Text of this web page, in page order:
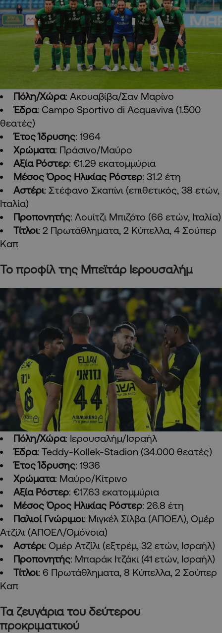
Πόλη/Χώρα: Ακουαβίβα/Σαν Μαρίνο
Έδρα: Campo Sportivo di Acquaviva (1.500
θεατές)
Έτος Ίδρυσης: 1964
Χρώματα: Πράσινο/Μαύρο
Αξία Ρόστερ: €1.29 εκατομμύρια
Μέσος Όρος Ηλικίας Ρόστερ: 31.2 έτη
Αστέρι: Στέφανο Σκαπίνι (επιθετικός, 38 ετών,
Ιταλία)
Προπονητής: Λουίτζι Μπιζότο (66 ετών, Ιταλία)
Τίτλοι: 2 Πρωτάθληματα, 2 Κύπελλα, 4 Σούπερ
Καπ
Το προφίλ της Μπεϊτάρ Ιερουσαλήμ
Πόλη/Χώρα: Ιερουσαλήμ/Ισραήλ
Έδρα: Teddy-Kollek-Stadion (34.000 θεατές)
Έτος Ίδρυσης: 1936
Χρώματα: Μαύρο/Κίτρινο
Αξία Ρόστερ: €17.63 εκατομμύρια
Μέσος Όρος Ηλικίας Ρόστερ: 26.8 έτη
Παλιοί Γνώριμοι: Μιγκέλ Σίλβα (ΑΠΟΕΛ), Ομέρ
Ατζίλι (ΑΠΟΕΛ/Ομόνοια)
Αστέρι: Ομέρ Ατζίλι (εξτρέμ, 32 ετών, Ισραήλ)
Προπονητής: Μπαράκ Ιτζάκι (41 ετών, Ισραήλ)
Τίτλοι: 6 Πρωτάθληματα, 8 Κύπελλα, 2 Σούπερ
Καπ
Τα ζευγάρια του δεύτερου
προκριματικού